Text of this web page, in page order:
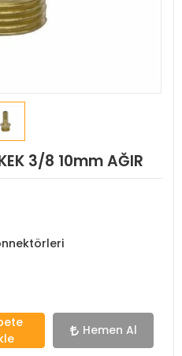
3/8 10mm AĞIR
Hemen Al